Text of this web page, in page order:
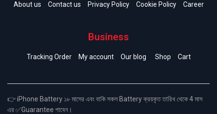
About us Contact us Privacy Policy Cookie Policy Career
Business
Tracking Order My account Our blog Shop Cart
👉 iPhone Battery ১৮ মাসের এবং বাকি সকল Battery ক্রয়কৃত তারিখ থেকে 4 মাস
এর ✅Guarantee পাবেন।